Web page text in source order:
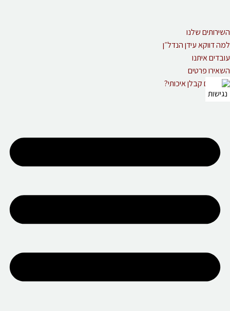
השירותים שלנו
למה דווקא עידן הנדל״ן
עובדים איתנו
השאירו פרטים
מחפשים קבלן איכותי?